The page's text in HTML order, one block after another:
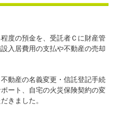
度の預金を、受託者Ｃに財産管
入居費用の支払や不動産の売却
動産の名義変更・信託登記手続
ート、自宅の火災保険契約の変
きました。